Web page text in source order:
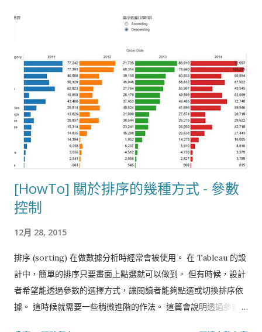
Chart上面 最後調整顏色 & 格式 &文字，然後需要的話可以將數
[HowTo] 關於排序的幾種方式 - 參數
控制
12月 28, 2015
排序 (sorting) 在做數據分析時經常會被使用。 在 Tableau 的設
計中，簡單的排序只要畫面上點選就可以做到。 但有時候，設計
者希望能透過參數的選擇方式，讓閱讀者能夠點選或切換排序依
據。 這時候就需要一些稍微進階的作法。 這篇會說明透過參數與